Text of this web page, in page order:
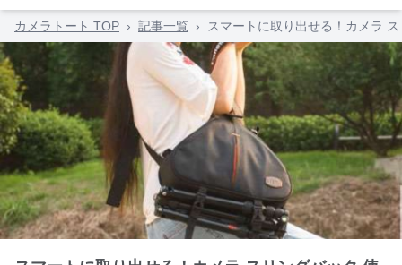
カメラトート TOP › 記事一覧 › スマートに取り出せる！カメラ